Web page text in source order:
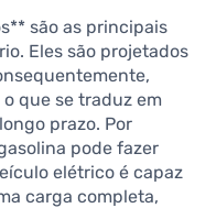
são as principais
Eles são projetados
que se traduz em
prazo. Por
pode fazer
elétrico é capaz
carga completa,